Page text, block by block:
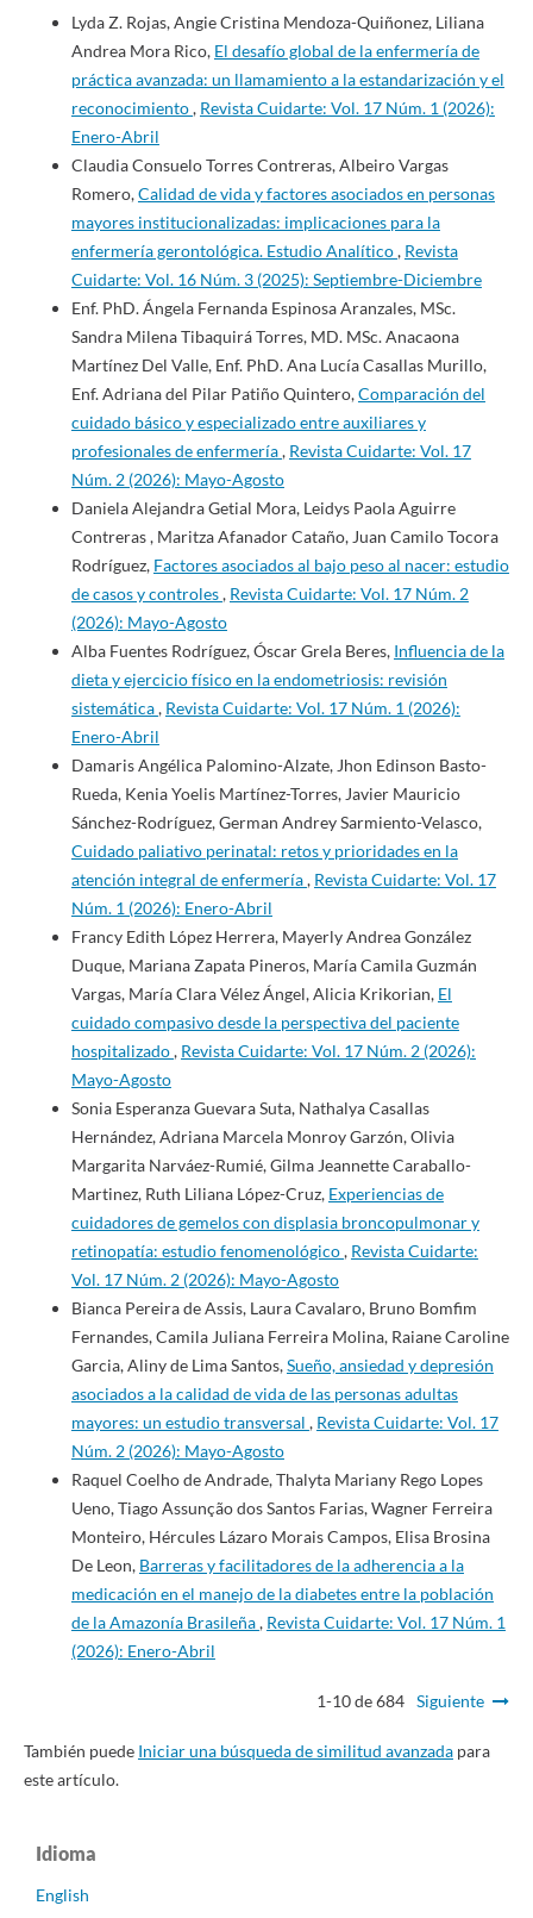
Lyda Z. Rojas, Angie Cristina Mendoza-Quiñonez, Liliana
Andrea Mora Rico, El desafío global de la enfermería de
práctica avanzada: un llamamiento a la estandarización y el
reconocimiento, Revista Cuidarte: Vol. 17 Núm. 1 (2026):
Enero-Abril
Claudia Consuelo Torres Contreras, Albeiro Vargas
Romero,Calidad de vida y factores asociados en personas
mayores institucionalizadas: implicaciones para la
enfermería gerontológica. Estudio Analítico, Revista
Cuidarte: Vol. 16 Núm. 3 (2025): Septiembre-Diciembre
Enf. PhD. Ángela Fernanda Espinosa Aranzales, MSc.
Sandra Milena Tibaquirá Torres, MD. MSc. Anacaona
Martínez Del Valle, Enf. PhD. Ana Lucía Casallas Murillo,
Enf. Adriana del Pilar Patiño Quintero,Comparación del
cuidado básico y especializado entre auxiliares y
profesionales de enfermería, Revista Cuidarte: Vol. 17
Núm. 2 (2026): Mayo-Agosto
Daniela Alejandra Getial Mora, Leidys Paola Aguirre
Contreras , Maritza Afanador Cataño, Juan Camilo Tocora
Rodríguez, Factores asociados al bajo peso al nacer: estudio
de casos y controles, Revista Cuidarte: Vol. 17 Núm. 2
(2026): Mayo-Agosto
Alba Fuentes Rodríguez, Óscar Grela Beres, Influencia de la
dieta y ejercicio físico en la endometriosis: revisión
sistemática, Revista Cuidarte: Vol. 17 Núm. 1 (2026):
Enero-Abril
Damaris Angélica Palomino-Alzate, Jhon Edinson Basto-
Rueda, Kenia Yoelis Martínez-Torres, Javier Mauricio
Sánchez-Rodríguez, German Andrey Sarmiento-Velasco,
Cuidado paliativo perinatal: retos y prioridades en la
atención integral de enfermería, Revista Cuidarte: Vol. 17
Núm. 1 (2026): Enero-Abril
Francy Edith López Herrera, Mayerly Andrea González
Duque, Mariana Zapata Pineros, María Camila Guzmán
Vargas, María Clara Vélez Ángel, Alicia Krikorian, El
cuidado compasivo desde la perspectiva del paciente
hospitalizado, Revista Cuidarte: Vol. 17 Núm. 2 (2026):
Mayo-Agosto
Sonia Esperanza Guevara Suta, Nathalya Casallas
Hernández, Adriana Marcela Monroy Garzón, Olivia
Margarita Narváez-Rumié, Gilma Jeannette Caraballo-
Martinez, Ruth Liliana López-Cruz, Experiencias de
cuidadores de gemelos con displasia broncopulmonar y
retinopatía: estudio fenomenológico, Revista Cuidarte:
Vol. 17 Núm. 2 (2026): Mayo-Agosto
Bianca Pereira de Assis, Laura Cavalaro, Bruno Bomfim
Fernandes, Camila Juliana Ferreira Molina, Raiane Caroline
Garcia, Aliny de Lima Santos,Sueño, ansiedad y depresión
asociados a la calidad de vida de las personas adultas
mayores: un estudio transversal , Revista Cuidarte: Vol. 17
Núm. 2 (2026): Mayo-Agosto
Raquel Coelho de Andrade, Thalyta Mariany Rego Lopes
Ueno, Tiago Assunção dos Santos Farias, Wagner Ferreira
Monteiro, Hércules Lázaro Morais Campos, Elisa Brosina
De Leon, Barreras y facilitadores de la adherencia a la
medicación en el manejo de la diabetes entre la población
de la Amazonía Brasileña, Revista Cuidarte: Vol. 17 Núm. 1
(2026): Enero-Abril
1-10 de 684 Siguiente
También puede Iniciar una búsqueda de similitud avanzadapara
este artículo.
Idioma
English